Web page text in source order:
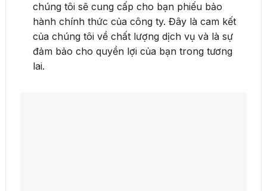
chúng tôi sẽ cung cấp cho bạn phiếu bảo
hành chính thức của công ty. Đây là cam kết
của chúng tôi về chất lượng dịch vụ và là sự
đảm bảo cho quyền lợi của bạn trong tương
lai.